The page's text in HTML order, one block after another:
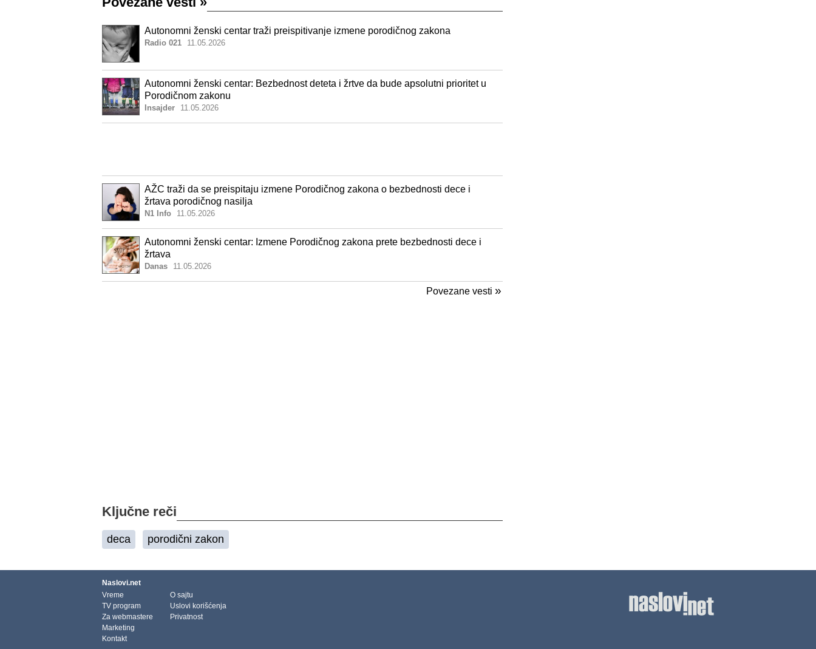
Autonomni ženski centar traži preispitivanje izmene porodičnog zakona
Radio 021 11.05.2026
Autonomni ženski centar: Bezbednost deteta i žrtve da bude apsolutni prioritet u
Porodičnom zakonu
Insajder 11.05.2026
AŽC traži da se preispitaju izmene Porodičnog zakona o bezbednosti dece i
žrtava porodičnog nasilja
N1 Info 11.05.2026
Autonomni ženski centar: Izmene Porodičnog zakona prete bezbednosti dece i
žrtava
Danas 11.05.2026
Povezane vesti »
Ključne reči
deca porodični zakon
Naslovi.net
Vreme
TV program
Za webmastere
Marketing
Kontakt
O sajtu
Uslovi korišćenja
Privatnost